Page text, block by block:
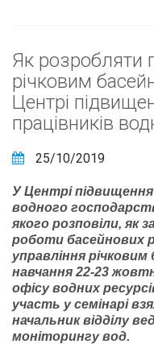
Як розробляти
річковим
Центрі
працівників
25/10/2019
У Центрі підвищення
водного
якого розповіли, як
роботи басейнових
управління
навчання 22-23
офісу водних
участь у семінарі
начальник відділу
моніторингу вод.